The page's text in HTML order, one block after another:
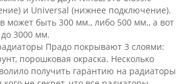
и Universal (нижнее подключение).
может быть 300 мм., либо 500 мм., а вот
3000 мм.
Прадо покрывают 3 слоями:
порошковая окраска. Несколько
получить гарантию на радиаторы